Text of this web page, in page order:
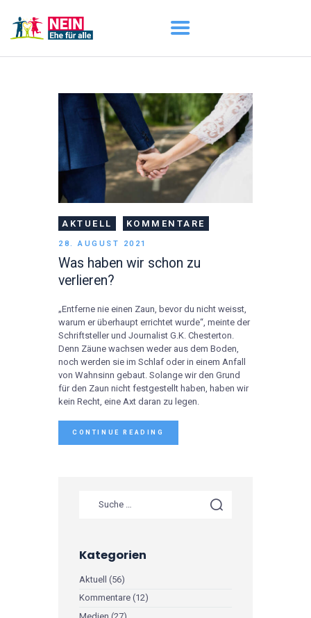
AKTUELL
DARUM GEHT ES
ÜBER UNS
DOWNLOADS
AKTUELL KOMMENTARE
28. AUGUST 2021
Was haben wir schon zu
verlieren?
„Entferne nie einen Zaun, bevor du nicht weisst,
warum er überhaupt errichtet wurde“, meinte der
Schriftsteller und Journalist G.K. Chesterton.
Denn Zäune wachsen weder aus dem Boden,
noch werden sie im Schlaf oder in einem Anfall
von Wahnsinn gebaut. Solange wir den Grund
für den Zaun nicht festgestellt haben, haben wir
kein Recht, eine Axt daran zu legen.
CONTINUE READING
Kategorien
Aktuell (56)
Kommentare (12)